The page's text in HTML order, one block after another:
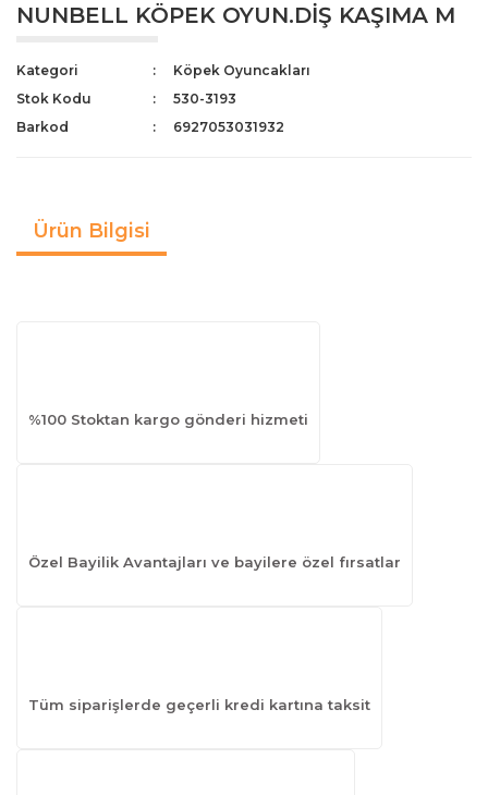
NUNBELL KÖPEK OYUN.DİŞ KAŞIMA M
Kategori
Köpek Oyuncakları
Stok Kodu
530-3193
Barkod
6927053031932
Ürün Bilgisi
%100 Stoktan kargo gönderi hizmeti
Özel Bayilik Avantajları ve bayilere özel fırsatlar
Tüm siparişlerde geçerli kredi kartına taksit